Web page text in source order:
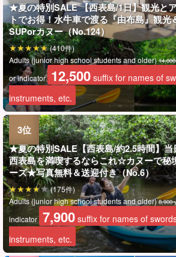
★夏の特別SALE 【西表島/1日】観光と
トでお得！水牛車で渡る『由布島』観光
SUPorカヌー（No.124）
Adults (junior high school students and older)
or indicator 12,500 suffix for names of
instruments, etc.
(410件)
★夏の特別SALE【西表島/約2.5時間】当
西表島を満喫するならこれ☆カヌーで秘
ーズ★写真無料＆送迎付き（No.6）
Adults (junior high school students and older)8,900
indicator 7,900 suffix for names of
instruments, etc.
(175件)